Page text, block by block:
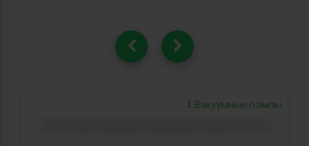
Вакуумные помпы